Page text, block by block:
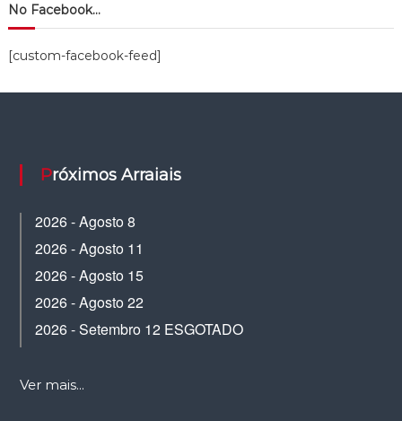
No Facebook…
[custom-facebook-feed]
Próximos Arraiais
2026 - Agosto 8
2026 - Agosto 11
2026 - Agosto 15
2026 - Agosto 22
2026 - Setembro 12 ESGOTADO
Ver mais...